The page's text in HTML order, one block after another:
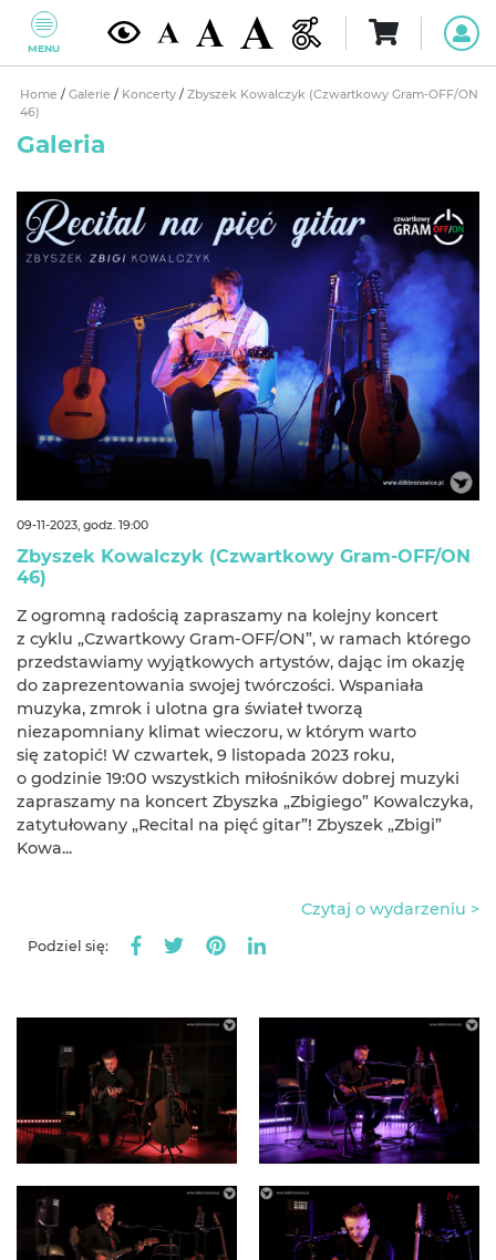
MENU
Home / Galerie / Koncerty / Zbyszek Kowalczyk (Czwartkowy Gram-OFF/ON
46)
Galeria
09-11-2023, godz. 19:00
Zbyszek Kowalczyk (Czwartkowy Gram-OFF/ON
46)
Z ogromną radością zapraszamy na kolejny koncert
z cyklu „Czwartkowy Gram-OFF/ON”, w ramach którego
przedstawiamy wyjątkowych artystów, dając im okazję
do zaprezentowania swojej twórczości. Wspaniała
muzyka, zmrok i ulotna gra świateł tworzą
niezapomniany klimat wieczoru, w którym warto
się zatopić! W czwartek, 9 listopada 2023 roku,
o godzinie 19:00 wszystkich miłośników dobrej muzyki
zapraszamy na koncert Zbyszka „Zbigiego” Kowalczyka,
zatytułowany „Recital na pięć gitar”! Zbyszek „Zbigi”
Kowa...
Czytaj o wydarzeniu >
Podziel się: